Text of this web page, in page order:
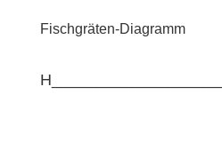
Fischgräten-Diagramm
H____________________